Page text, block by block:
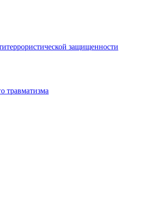
защищенности
травматизма